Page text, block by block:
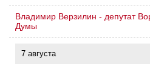
Владимир Верзилин - депутат
Думы
7 августа